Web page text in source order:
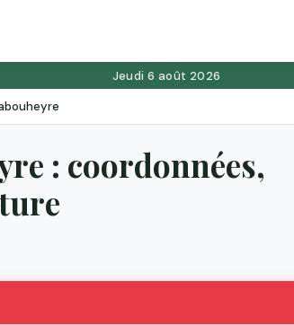
Jeudi 6 août 2026
: coordonnées,